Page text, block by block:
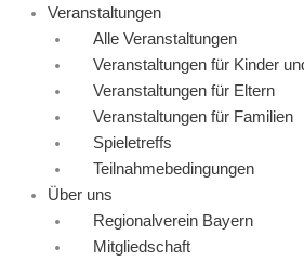
Veranstaltungen
Alle Veranstaltungen
Veranstaltungen für Kinder
Veranstaltungen für Eltern
Veranstaltungen für Familien
Spieletreffs
Teilnahmebedingungen
Über uns
Regionalverein Bayern
Mitgliedschaft